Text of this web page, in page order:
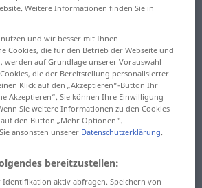
Weitere Informationen finden Sie in
und wir besser mit Ihnen
Cookies, die für den Betrieb der Webseite und
auf Grundlage unserer Vorauswahl
die der Bereitstellung personalisierter
Klick auf den „Akzeptieren“-Button Ihr
Akzeptieren“. Sie können Ihre Einwilligung
Sie weitere Informationen zu den Cookies
den Button „Mehr Optionen“.
ansonsten unserer Datenschutzerklärung.
bereitzustellen:
Identifikation aktiv abfragen. Speichern von